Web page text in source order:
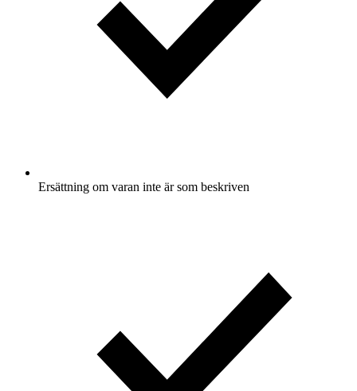
Ersättning om varan inte är som beskriven